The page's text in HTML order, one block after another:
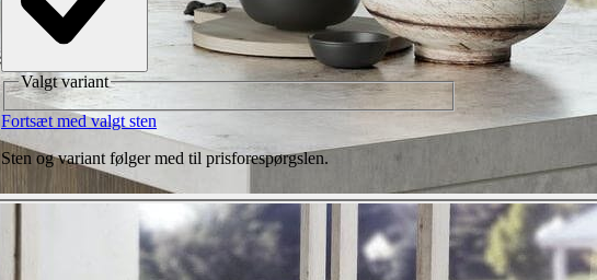
Valgt variant
Fortsæt med valgt sten
Sten og variant følger med til prisforespørgslen.